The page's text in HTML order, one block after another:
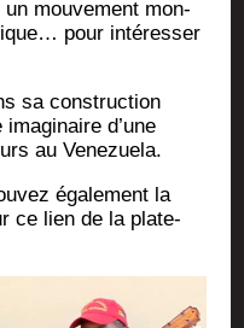
mou­ve­ment mon­
pour inté­res­ser
sa construc­tion
ima­gi­naire d’une
au Venezuela.
éga­le­ment la
ce lien de la plate-